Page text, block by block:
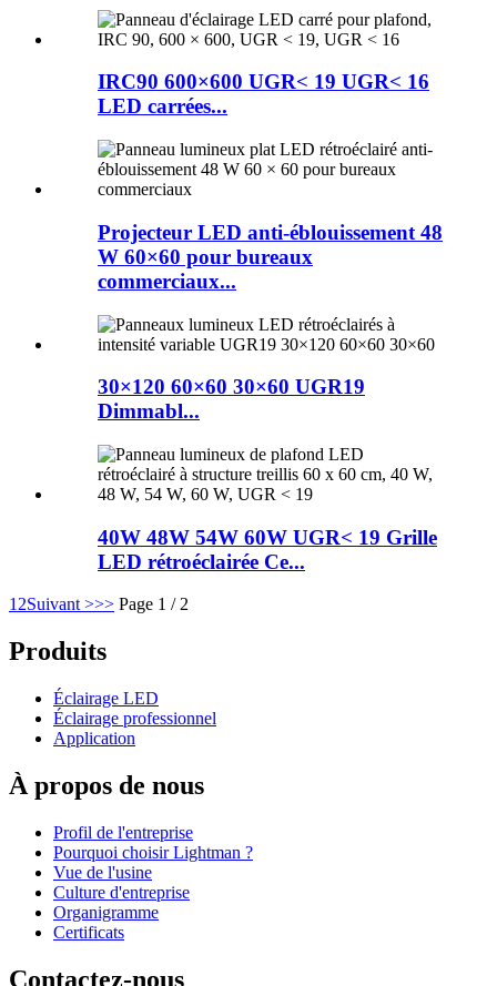
IRC90 600×600 UGR< 19 UGR< 16
LED carrées...
Projecteur LED anti-éblouissement 48
W 60×60 pour bureaux
commerciaux...
30×120 60×60 30×60 UGR19
Dimmabl...
40W 48W 54W 60W UGR< 19 Grille
LED rétroéclairée Ce...
12Suivant >>> Page 1 / 2
Produits
Éclairage LED
Éclairage professionnel
Application
À propos de nous
Profil de l'entreprise
Pourquoi choisir Lightman ?
Vue de l'usine
Culture d'entreprise
Organigramme
Certificats
Contactez-nous